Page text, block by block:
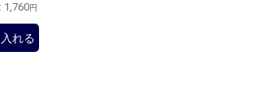
: 1,760円
れる